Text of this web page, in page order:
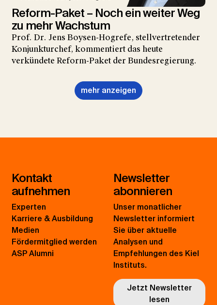
Reform-Paket – Noch ein weiter Weg
zu mehr Wachstum
Prof. Dr. Jens Boysen-Hogrefe, stellvertretender
Konjunkturchef, kommentiert das heute
verkündete Reform-Paket der Bundesregierung.
mehr anzeigen
Kontakt
aufnehmen
Experten
Karriere & Ausbildung
Medien
Fördermitglied werden
ASP Alumni
Newsletter
abonnieren
Unser monatlicher
Newsletter informiert
Sie über aktuelle
Analysen und
Empfehlungen des Kiel
Instituts.
Jetzt Newsletter
lesen